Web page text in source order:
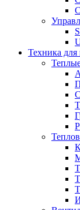
Техника для